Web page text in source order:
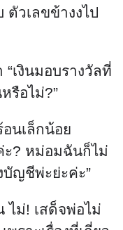
วเลขข้างงไป
เงินมอบรางวัลที่
รือไม่?”
นเล็กน้อย
ะ? หม่อมฉันก็ไม่
บัญชีพ่ะย่ะค่ะ”